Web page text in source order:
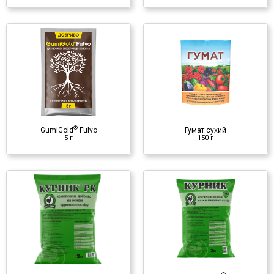
GumiGold ®Fulvo
5 г
Гумат сухий
150 г
Гумат сухий
150 г
Органическое удобрение
♦ гуминовые вещества
Курник РК
3 кг
Органическое удобрение
♦ гранулированный куриный